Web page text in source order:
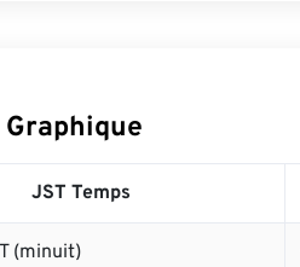
Graphique
JST Temps
(minuit)